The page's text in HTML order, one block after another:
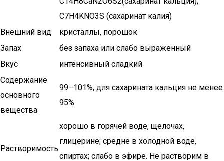
C7H4KNO3S (сахаринат калия)
Внешний вид
кристаллы, порошок
Запах
без запаха или слабо выраженный
Вкус
интенсивный сладкий
Содержание
основного
вещества
99–101%, для сахарината кальция не менее
95%
Растворимость
хорошо в горячей воде, щелочах,
глицерине; средне в холодной воде,
спиртах; слабо в эфире. Не растворим в